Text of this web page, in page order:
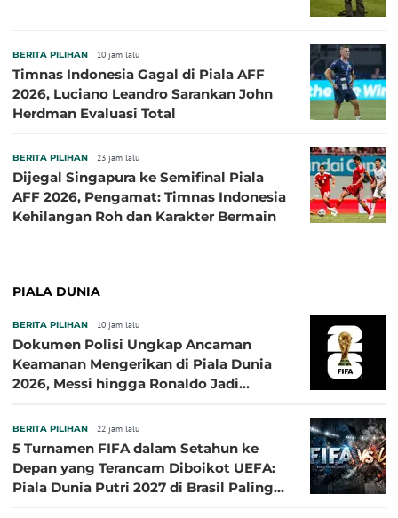
BERITA PILIHAN 10 jam lalu
Timnas Indonesia Gagal di Piala AFF
2026, Luciano Leandro Sarankan John
Herdman Evaluasi Total
BERITA PILIHAN 23 jam lalu
Dijegal Singapura ke Semifinal Piala
AFF 2026, Pengamat: Timnas Indonesia
Kehilangan Roh dan Karakter Bermain
PIALA DUNIA
BERITA PILIHAN 10 jam lalu
Dokumen Polisi Ungkap Ancaman
Keamanan Mengerikan di Piala Dunia
2026, Messi hingga Ronaldo Jadi
BERITA PILIHAN 22 jam lalu
5 Turnamen FIFA dalam Setahun ke
Depan yang Terancam Diboikot UEFA:
Piala Dunia Putri 2027 di Brasil Paling